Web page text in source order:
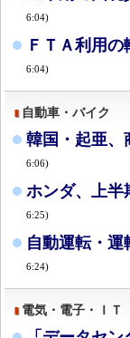
6:04)
ＦＴＡ利用
6:04)
自動車・バイク
韓国・起亜、
6:06)
ホンダ、上半
6:25)
自動運転・運
6:24)
電気・電子・ＩＴ